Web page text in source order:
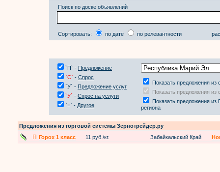
Поиск по доске объявлений
Сортировать: по дате по релевантности
`П` - Предложение
`С` - Спрос
`У` - Предложение услуг
`У` - Спрос на услуги
`=` - Другое
Показать предложения из
Показать предложения из
Показать предложения из
региона
Предложения из торговой системы Зернотрейдер.ру
П Горох 1 класс 11 руб./кг. Забайкальский Край